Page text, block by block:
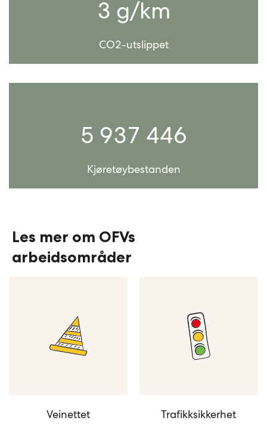
3 g/km
CO2-utslippet
5 937 446
Kjøretøybestanden
Les mer om OFVs
arbeidsområder
Veinettet Trafikksikkerhet